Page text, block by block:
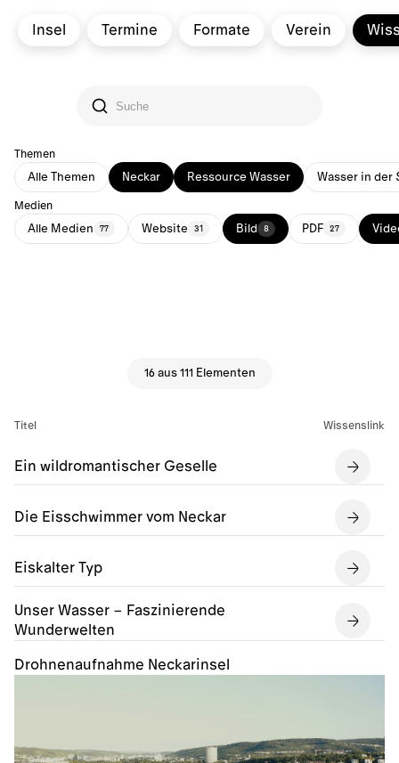
Insel Termine Formate Verein
Themen
Alle Themen Neckar Ressource Wasser Wasser in der
Medien
Alle Medien 77 Website 31 Bild 8 PDF 27
16 aus 111 Elementen
Titel Wissenslink
Ein wildromantischer Geselle
Die Eisschwimmer vom Neckar
Eiskalter Typ
Unser Wasser – Faszinierende
Wunderwelten
Drohnenaufnahme Neckarinsel